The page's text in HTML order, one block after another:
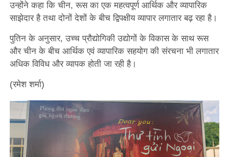
उन्होंने कहा कि चीन, रूस का एक महत्वपूर्ण आर्थिक और व्यापारिक
साझेदार है तथा दोनों देशों के बीच द्विपक्षीय व्यापार लगातार बढ़ रहा है।
पुतिन के अनुसार, उच्च प्रौद्योगिकी उद्योगों के विकास के साथ रूस
और चीन के बीच आर्थिक एवं व्यापारिक सहयोग की संरचना भी लगातार
अधिक विविध और व्यापक होती जा रही है।
(रमेश शर्मा)